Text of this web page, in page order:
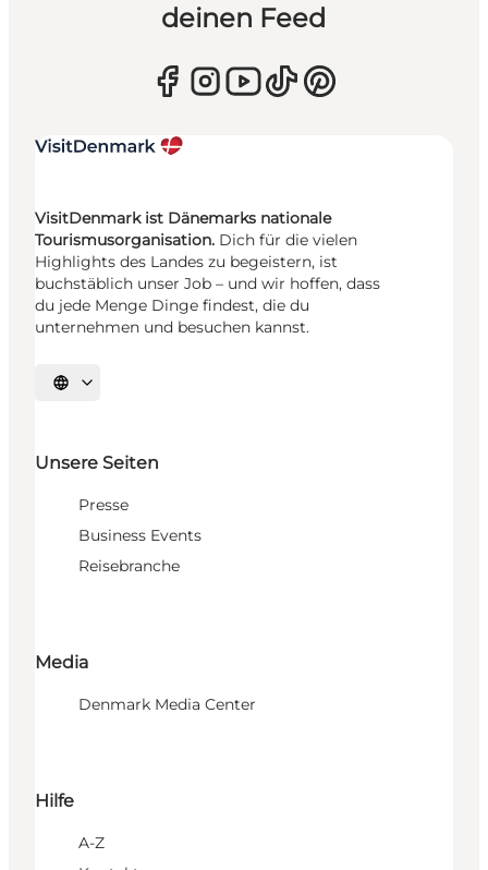
deinen Feed
VisitDenmark ist Dänemarks nationale
Tourismusorganisation. Dich für die vielen
Highlights des Landes zu begeistern, ist
buchstäblich unser Job – und wir hoffen, dass
du jede Menge Dinge findest, die du
unternehmen und besuchen kannst.
Sprache auswählen
Unsere Seiten
Presse
Business Events
Reisebranche
Media
Denmark Media Center
Hilfe
A-Z